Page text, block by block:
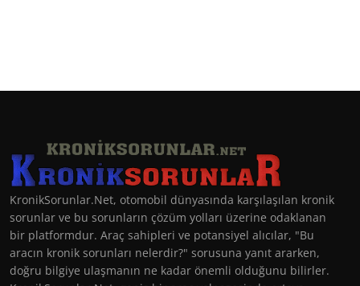
KronikSorunlar.Net, otomobil dünyasında karşılaşılan kronik
sorunlar ve bu sorunların çözüm yolları üzerine odaklanan
bir platformdur. Araç sahipleri ve potansiyel alıcılar, "Bu
aracın kronik sorunları nelerdir?" sorusuna yanıt ararken,
doğru bilgiye ulaşmanın ne kadar önemli olduğunu bilirler.